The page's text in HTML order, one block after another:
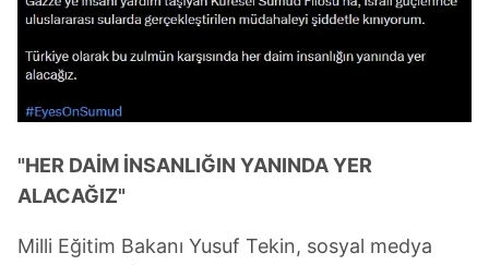
"HER DAİM İNSANLIĞIN YANINDA YER
ALACAĞIZ"
Milli Eğitim Bakanı Yusuf Tekin, sosyal medya